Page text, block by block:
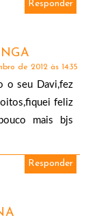
Responder
de 2012 às 14:35
o seu Davi,fez
feliz
mais bjs
Responder